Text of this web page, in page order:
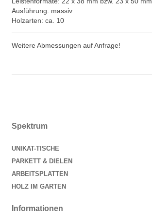
Ausführung: massiv
Holzarten: ca. 10
Weitere Abmessungen auf Anfrage!
Spektrum
UNIKAT-TISCHE
PARKETT & DIELEN
ARBEITSPLATTEN
HOLZ IM GARTEN
Informationen